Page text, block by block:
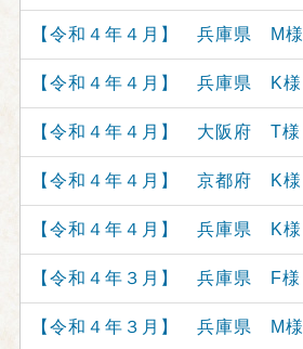
【令和４年４月】 兵庫県 M様
【令和４年４月】 兵庫県 K様
【令和４年４月】 大阪府 T様
【令和４年４月】 京都府 K様
【令和４年４月】 兵庫県 K様
【令和４年３月】 兵庫県 F様
【令和４年３月】 兵庫県 M様